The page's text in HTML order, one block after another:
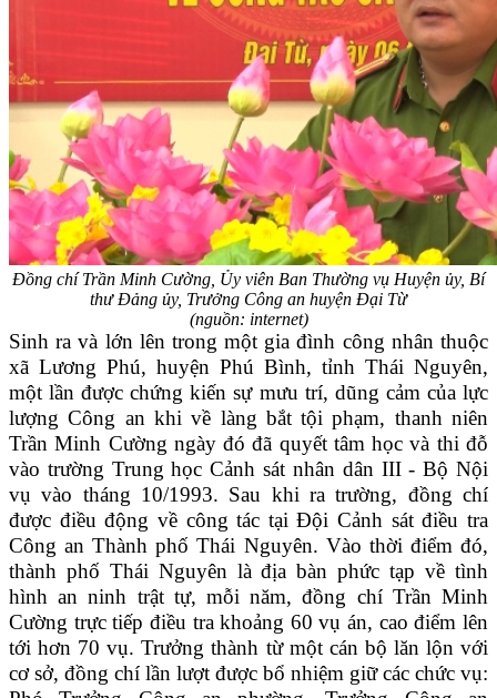
Đồng chí Trần Minh Cường, Ủy viên Ban Thường vụ Huyện ủy, Bí
thư Đảng ủy, Trưởng Công an huyện Đại Từ
(nguồn: internet)
Sinh ra và lớn lên trong một gia đình công nhân thuộc
xã Lương Phú, huyện Phú Bình, tỉnh Thái Nguyên,
một lần được chứng kiến sự mưu trí, dũng cảm của lực
lượng Công an khi về làng bắt tội phạm, thanh niên
Trần Minh Cường ngày đó đã quyết tâm học và thi đỗ
vào trường Trung học Cảnh sát nhân dân III - Bộ Nội
vụ vào tháng 10/1993. Sau khi ra trường, đồng chí
được điều động về công tác tại Đội Cảnh sát điều tra
Công an Thành phố Thái Nguyên. Vào thời điểm đó,
thành phố Thái Nguyên là địa bàn phức tạp về tình
hình an ninh trật tự, mỗi năm, đồng chí Trần Minh
Cường trực tiếp điều tra khoảng 60 vụ án, cao điểm lên
tới hơn 70 vụ. Trưởng thành từ một cán bộ lăn lộn với
cơ sở, đồng chí lần lượt được bổ nhiệm giữ các chức vụ: